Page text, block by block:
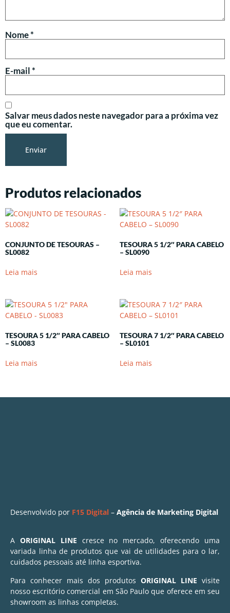
Nome*
E-mail*
Salvar meus dados neste navegador para a próxima vez
que eu comentar.
Produtos relacionados
CONJUNTO DE TESOURAS –
SL0082
Leia mais
TESOURA 5 1/2″ PARA CABELO
– SL0090
Leia mais
TESOURA 5 1/2″ PARA CABELO
– SL0083
Leia mais
TESOURA 7 1/2″ PARA CABELO
– SL0101
Leia mais
Desenvolvido por F15 Digital – Agência de Marketing Digital
A ORIGINAL LINE cresce no mercado, oferecendo uma
variada linha de produtos que vai de utilidades para o lar,
cuidados pessoais até linha esportiva.
Para conhecer mais dos produtos ORIGINAL LINE visite
nosso escritório comercial em São Paulo que oferece em seu
showroom as linhas completas.